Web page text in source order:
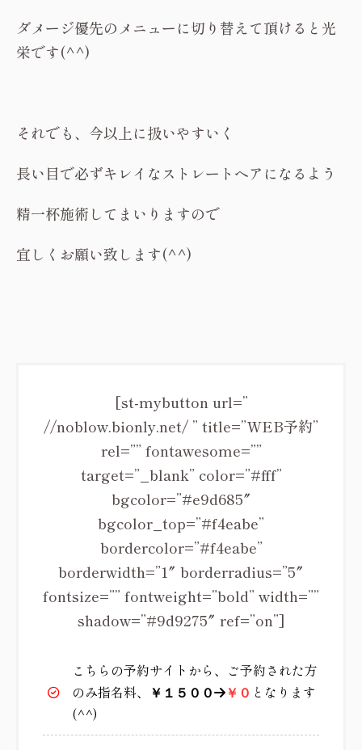
ダメージ優先のメニューに切り替えて頂けると光
栄です(^^)
それでも、今以上に扱いやすいく
長い目で必ずキレイなストレートヘアになるよう
精一杯施術してまいりますので
宜しくお願い致します(^^)
[st-mybutton url=”
//noblow.bionly.net/ ” title=”WEB予約”
rel=”” fontawesome=””
target=”_blank” color=”#fff”
bgcolor=”#e9d685″
bgcolor_top=”#f4eabe”
bordercolor=”#f4eabe”
borderwidth=”1″ borderradius=”5″
fontsize=”” fontweight=”bold” width=””
shadow=”#9d9275″ ref=”on”]
こちらの予約サイトから、ご予約された方
のみ指名料、
￥１５００→￥０ となります
(^^)